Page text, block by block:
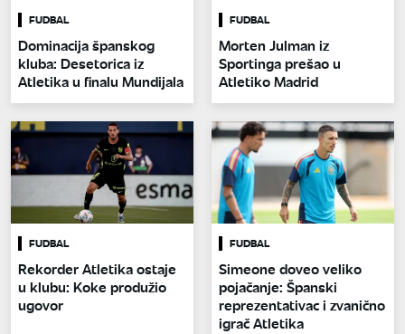
FUDBAL
Dominacija španskog
kluba: Desetorica iz
Atletika u finalu Mundijala
FUDBAL
Morten Julman iz
Sportinga prešao u
Atletiko Madrid
FUDBAL
Rekorder Atletika ostaje
u klubu: Koke produžio
ugovor
FUDBAL
Simeone doveo veliko
pojačanje: Španski
reprezentativac i zvanično
igrač Atletika